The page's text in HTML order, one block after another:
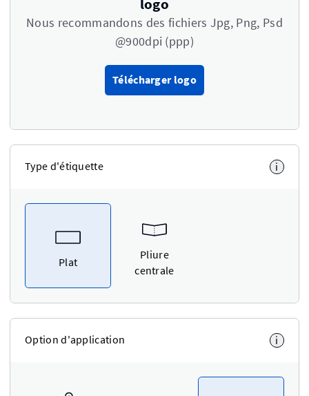
Nous recommandons des fichiers Jpg, Png, Psd
@900dpi (ppp)
Télécharger logo
Type d'étiquette i
Plat
Pliure
centrale
Option d'application i